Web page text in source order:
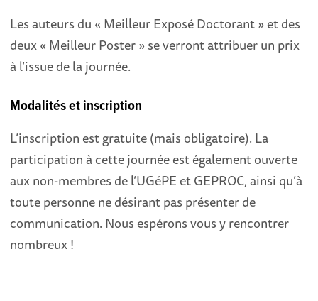
Les auteurs du « Meilleur Exposé Doctorant » et des
deux « Meilleur Poster » se verront attribuer un prix
à l’issue de la journée.
Modalités et inscription
L’inscription est gratuite (mais obligatoire). La
participation à cette journée est également ouverte
aux non-membres de l’UGéPE et GEPROC, ainsi qu’à
toute personne ne désirant pas présenter de
communication. Nous espérons vous y rencontrer
nombreux !